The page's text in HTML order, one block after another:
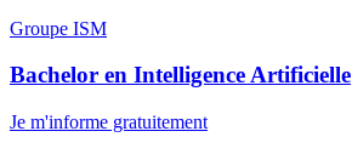
Groupe ISM
Bachelor en Intelligence Artificielle
Je m'informe gratuitement